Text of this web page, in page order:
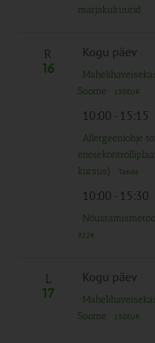
marjakultuurid
R
16
Kogu päev
Soome
150EUR
10:00- 15:15
Allergeeniohje
kursus)
Tasuta
10:00- 15:30
922€
L
17
Kogu päev
Soome
150EUR